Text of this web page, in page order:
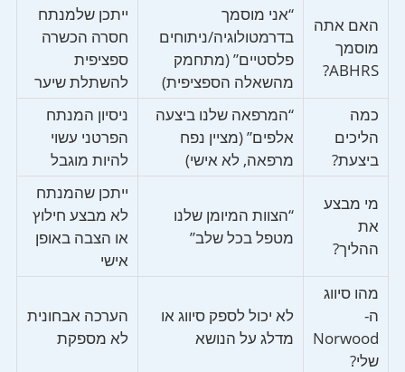
האם אתה
מוסמך
ABHRS?
“אני מוסמך
בדרמטולוגיה/ניתוחים
פלסטיים” (מתחמק
מהשאלה הספציפית)
ייתכן שלמנתח
חסרה הכשרה
ספציפית
להשתלת שיער
כמה
הליכים
ביצעת?
“המרפאה שלנו ביצעה
אלפים” (מציין נפח
מרפאה, לא אישי)
ניסיון המנתח
הפרטני עשוי
להיות מוגבל
מי מבצע
את
ההליך?
“הצוות המיומן שלנו
מטפל בכל שלב”
ייתכן שהמנתח
לא מבצע חילוץ
או הצבה באופן
אישי
מהו סיווג
ה-
Norwood
שלי?
לא יכול לספק סיווג או
מדלג על הנושא
הערכה אבחונית
לא מספקת